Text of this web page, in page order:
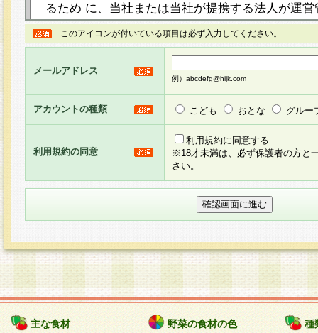
るため に、当社または当社が提携する法人が運
ト（以下「本サイト」といいます。）上に本サー
ージを設け、会員がアンケー ト調査に回答する
し、その結果を当社が集計・分析その他の利用を
るものです。なお、本サービスは、それぞれの目
員に対して本サービスの依頼を行うこともあり、
た全ての会員に対して本サービスの依頼をすると
りま す。
3.当社は、会員の事前の承諾を得ることなく、当
方 法・手段にて、本規約を任意に制定、変更ま
きるものとします。改定後の本規約等は、本規約
に掲示したときに、その 他の諸規定については
てその効力を生じるものとします。
4.本規約は、会員登録希望者による会員登録手続
の当社による会員登録の承認が完了した時点で会
たものとみなされ、会員に対して適用されるもの
このアイコンが付いている項目は必ず入力してください。
メールアドレス
例）abcdefg@hijk.com
アカウントの種類 こども おとな グルー
利用規約の同意
利用規約に同意する
※18才未満は、必ず保護者の方と
さい。
主な食材 野菜の食材の色 種